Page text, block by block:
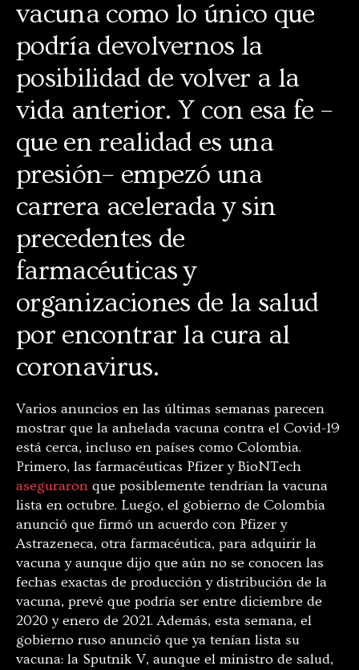
vacuna como lo único que
podría devolvernos la
posibilidad de volver a la
vida anterior. Y con esa fe –
que en realidad es una
presión– empezó una
carrera acelerada y sin
precedentes de
farmacéuticas y
organizaciones de la salud
por encontrar la cura al
coronavirus.
Varios anuncios en las últimas semanas parecen
mostrar que la anhelada vacuna contra el Covid-19
está cerca, incluso en países como Colombia.
Primero, las farmacéuticas Pfizer y BioNTech
aseguraron que posiblemente tendrían la vacuna
lista en octubre. Luego, el gobierno de Colombia
anunció que firmó un acuerdo con Pfizer y
Astrazeneca, otra farmacéutica, para adquirir la
vacuna y aunque dijo que aún no se conocen las
fechas exactas de producción y distribución de la
vacuna, prevé que podría ser entre diciembre de
2020 y enero de 2021.Además, esta semana, el
gobierno ruso anunció que ya tenían lista su
vacuna: la Sputnik V, aunque el ministro de salud,